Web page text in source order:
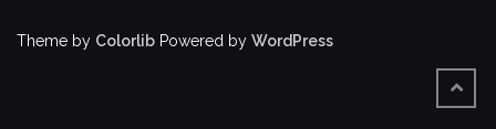
Theme by Colorlib Powered by WordPress